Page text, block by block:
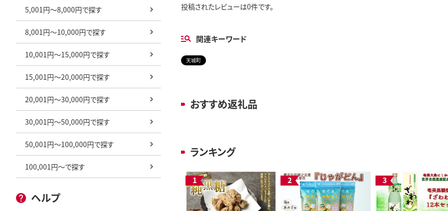
5,001円～8,000円で探す
8,001円～10,000円で探す
10,001円～15,000円で探す
15,001円～20,000円で探す
20,001円～30,000円で探す
30,001円～50,000円で探す
50,001円～100,000円で探す
100,001円～で探す
ヘルプ
投稿されたレビューは0件です。
関連キーワード
天城町
おすすめ返礼品
ランキング